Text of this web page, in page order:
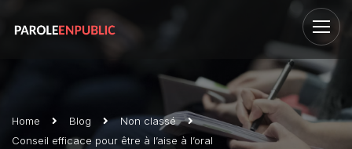
Home Blog
Non classé
Conseil efficace pour être à l’aise à l’oral